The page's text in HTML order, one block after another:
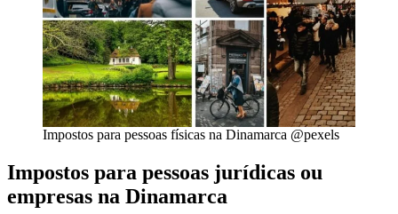
Impostos para pessoas físicas na Dinamarca @pexels
Impostos para pessoas jurídicas ou
empresas na Dinamarca